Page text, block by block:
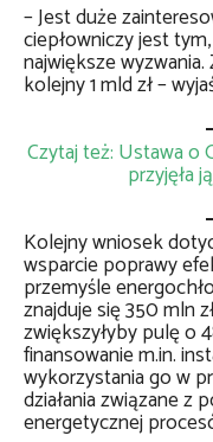
– Jest duże
ciepłowniczy jest
największe
kolejny 1 mld zł –
Czytaj też: Ustawa o
przyjęła
Kolejny wniosek
wsparcie poprawy
przemyśle
znajduje się 350 mln
zwiększyłyby pulę o
finansowanie m.in.
wykorzystania go w
działania związane z
energetycznej